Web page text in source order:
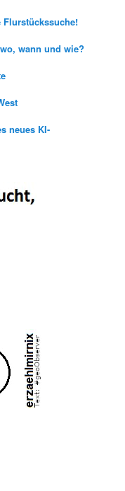
Flurstückssuche!
wann und wie?
neues KI-